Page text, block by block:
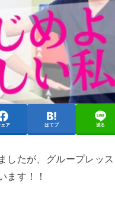
ェア はてブ 送る
したが、グループレッ
ます！！